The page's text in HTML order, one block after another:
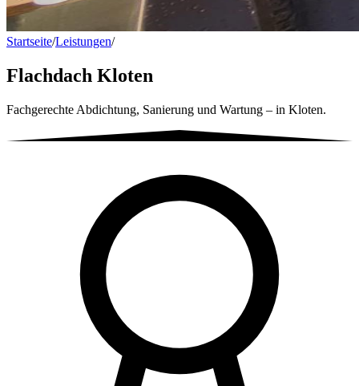
Startseite/Leistungen/Flachdach Kloten
Flachdach Kloten
Fachgerechte Abdichtung, Sanierung und Wartung – in Kloten.